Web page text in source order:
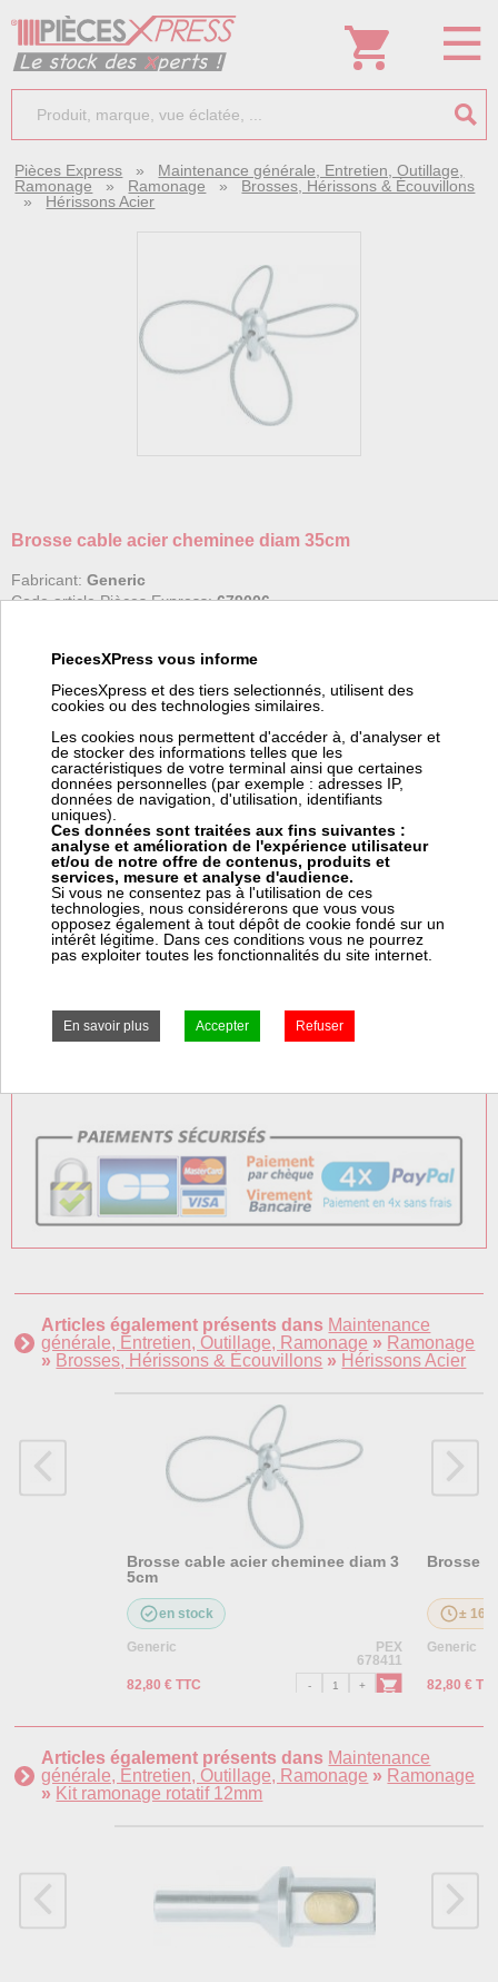
Pièces Express » Maintenance générale, Entretien, Outillage,
Ramonage » Ramonage » Brosses, Hérissons & Écouvillons
» Hérissons Acier
Brosse cable acier cheminee diam 35cm
Fabricant: Generic
Code article Pièces Express:679006
Utilisé pour éliminer les dépôts des cheminées et des conduits de
fumée.
Pour kit ramonage rotatif 12mm
Prix: Prix pro, connectez vous
69,00 € HT
82,80 € TTC
en stock
Frais Colissimo TTC : 7,50 €
Articles également présents dans Maintenance
générale, Entretien, Outillage, Ramonage » Ramonage
» Brosses, Hérissons & Écouvillons » Hérissons Acier
Brosse cable acier cheminee diam 3
5cm
en stock
Generic
PEX
678411
82,80 € TTC
Brosse
± 16
Generic
82,80 €
Articles également présents dans Maintenance
générale, Entretien, Outillage, Ramonage » Ramonage
» Kit ramonage rotatif 12mm
PiecesXPress vous informe
PiecesXpress et des tiers selectionnés, utilisent des
cookies ou des technologies similaires.
Les cookies nous permettent d'accéder à, d'analyser et
de stocker des informations telles que les
caractéristiques de votre terminal ainsi que certaines
données personnelles (par exemple : adresses IP,
données de navigation, d'utilisation, identifiants
uniques).
Ces données sont traitées aux fins suivantes :
analyse et amélioration de l'expérience utilisateur
et/ou de notre offre de contenus, produits et
services, mesure et analyse d'audience.
Si vous ne consentez pas à l'utilisation de ces
technologies, nous considérerons que vous vous
opposez également à tout dépôt de cookie fondé sur un
intérêt légitime. Dans ces conditions vous ne pourrez
pas exploiter toutes les fonctionnalités du site internet.